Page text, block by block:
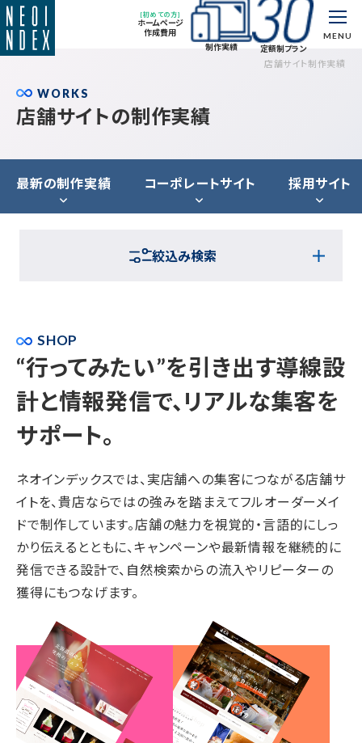
[初めての方]
ホームページ
作成費用
制作実績
定額制プラン
MENU
店舗サイト制作実績
WORKS
店舗サイトの制作実績
最新の制作実績 コーポレートサイト 採用サイト
絞込み検索
SHOP
“行ってみたい”を引き出す導線設
計と情報発信で、 リアルな集客を
サポート。
ネオインデックスでは、実店舗への集客につながる店舗サ
イトを、貴店ならではの強みを踏まえてフルオーダーメイ
ドで制作しています。店舗の魅力を視覚的・言語的にしっ
かり伝えるとともに、キャンペーンや最新情報を継続的に
発信できる設計で、自然検索からの流入やリピーターの
獲得にもつなげます。